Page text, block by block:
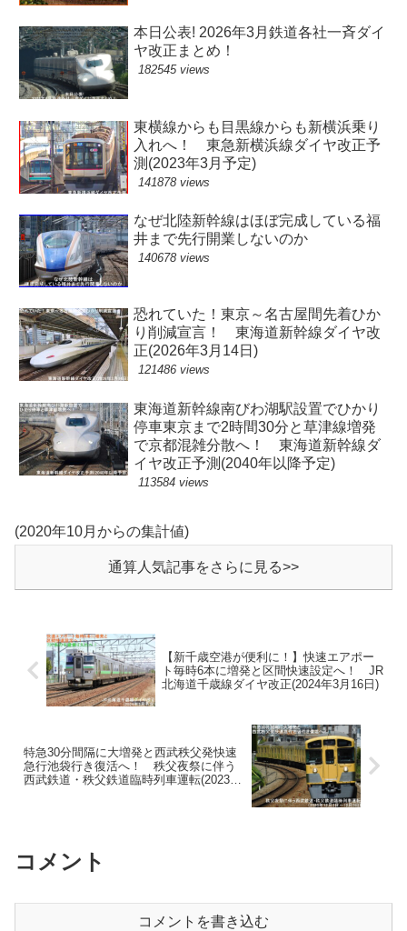
本日公表! 2026年3月鉄道各社一斉ダイ
ヤ改正まとめ！
182545 views
東横線からも目黒線からも新横浜乗り
入れへ！ 東急新横浜線ダイヤ改正予
測(2023年3月予定)
141878 views
なぜ北陸新幹線はほぼ完成している福
井まで先行開業しないのか
140678 views
恐れていた！東京～名古屋間先着ひか
り削減宣言！ 東海道新幹線ダイヤ改
正(2026年3月14日)
121486 views
東海道新幹線南びわ湖駅設置でひかり
停車東京まで2時間30分と草津線増発
で京都混雑分散へ！ 東海道新幹線ダ
イヤ改正予測(2040年以降予定)
113584 views
(2020年10月からの集計値)
通算人気記事をさらに見る>>
【新千歳空港が便利に！】快速エアポー
ト毎時6本に増発と区間快速設定へ！ JR
北海道千歳線ダイヤ改正(2024年3月16日)
特急30分間隔に大増発と西武秩父発快速
急行池袋行き復活へ！ 秩父夜祭に伴う
西武鉄道・秩父鉄道臨時列車運転(2023年
コメント
コメントを書き込む